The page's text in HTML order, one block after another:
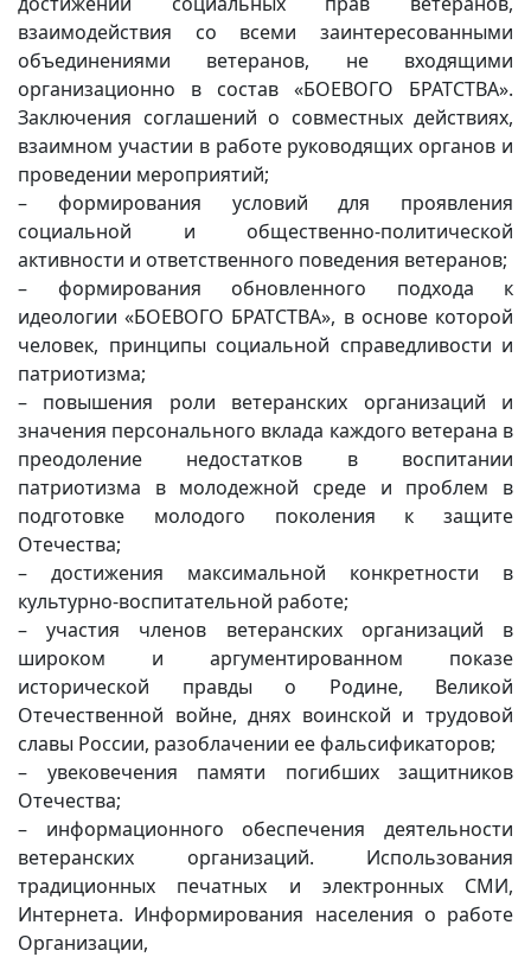
взаимодействия со всеми заинтересованными
объединениями ветеранов, не входящими
организационно в состав «БОЕВОГО БРАТСТВА».
Заключения соглашений о совместных действиях,
взаимном участии в работе руководящих органов и
проведении мероприятий;
– формирования условий для проявления
социальной и общественно-политической
активности и ответственного поведения ветеранов;
– формирования обновленного подхода к
идеологии «БОЕВОГО БРАТСТВА», в основе которой
человек, принципы социальной справедливости и
патриотизма;
– повышения роли ветеранских организаций и
значения персонального вклада каждого ветерана в
преодоление недостатков в воспитании
патриотизма в молодежной среде и проблем в
подготовке молодого поколения к защите
Отечества;
– достижения максимальной конкретности в
культурно-воспитательной работе;
– участия членов ветеранских организаций в
широком и аргументированном показе
исторической правды о Родине, Великой
Отечественной войне, днях воинской и трудовой
славы России, разоблачении ее фальсификаторов;
– увековечения памяти погибших защитников
Отечества;
– информационного обеспечения деятельности
ветеранских организаций. Использования
традиционных печатных и электронных СМИ,
Интернета. Информирования населения о работе
Организации,